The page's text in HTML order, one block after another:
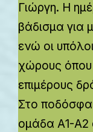
Γιώργη. Η
βάδισμα για
ενώ οι
χώρους όπου
επιμέρους
Στο
ομάδα Α1-Α2